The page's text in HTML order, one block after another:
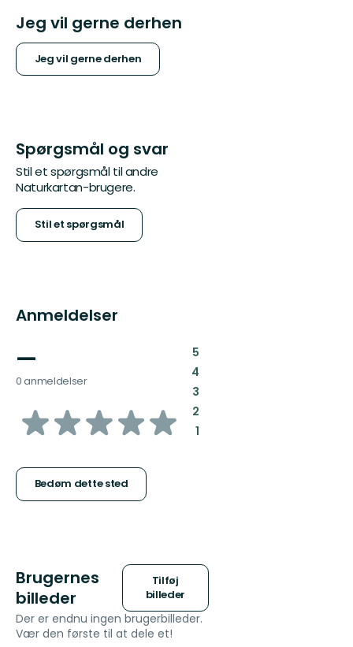
Jeg vil gerne derhen
Jeg vil gerne derhen
Spørgsmål og svar
Stil et spørgsmål til andre
Naturkartan-brugere.
Stil et spørgsmål
Anmeldelser
—
0 anmeldelser
ud
5
Bedøm dette sted
5:
4:
3:
2:
1:
Brugernes
billeder
Tilføj
billeder
Der er endnu ingen brugerbilleder.
Vær den første til at dele et!